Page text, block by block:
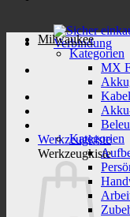
Werkzeugkiste
Werkzeugkiste
Milwaukee
Kategorien
MX
Kategorien